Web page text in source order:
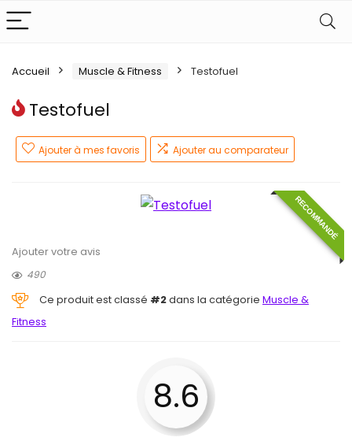
Accueil Muscle & Fitness Testofuel
Testofuel
Ajouter à mes favoris Ajouter au comparateur
RECOMMANDÉ
Ajouter votre avis
490
Ce produit est classé #2dans la catégorie Muscle &
Fitness
8.6